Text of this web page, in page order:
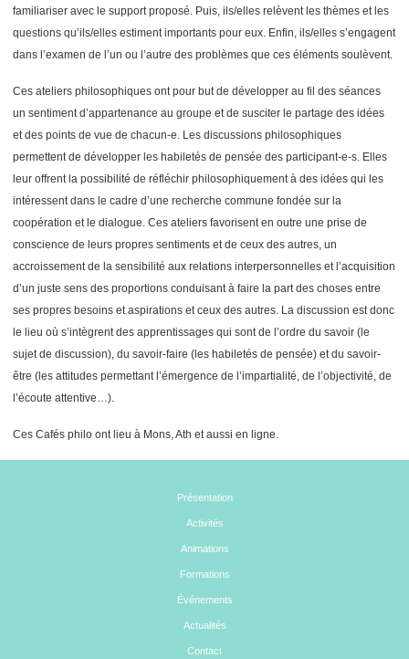
familiariser avec le support proposé. Puis, ils/elles relèvent les thèmes et les
questions qu’ils/elles estiment importants pour eux. Enfin, ils/elles s’engagent
dans l’examen de l’un ou l’autre des problèmes que ces éléments soulèvent.
Ces ateliers philosophiques ont pour but de développer au fil des séances
un sentiment d’appartenance au groupe et de susciter le partage des idées
et des points de vue de chacun-e. Les discussions philosophiques
permettent de développer les habiletés de pensée des participant-e-s. Elles
leur offrent la possibilité de réfléchir philosophiquement à des idées qui les
intéressent dans le cadre d’une recherche commune fondée sur la
coopération et le dialogue. Ces ateliers favorisent en outre une prise de
conscience de leurs propres sentiments et de ceux des autres, un
accroissement de la sensibilité aux relations interpersonnelles et l’acquisition
d’un juste sens des proportions conduisant à faire la part des choses entre
ses propres besoins et aspirations et ceux des autres. La discussion est donc
le lieu où s’intègrent des apprentissages qui sont de l’ordre du savoir (le
sujet de discussion), du savoir-faire (les habiletés de pensée) et du savoir-
être (les attitudes permettant l’émergence de l’impartialité, de l’objectivité, de
l’écoute attentive…).
Ces Cafés philo ont lieu à Mons, Ath et aussi en ligne.
Présentation
Activités
Animations
Formations
Événements
Actualités
Contact